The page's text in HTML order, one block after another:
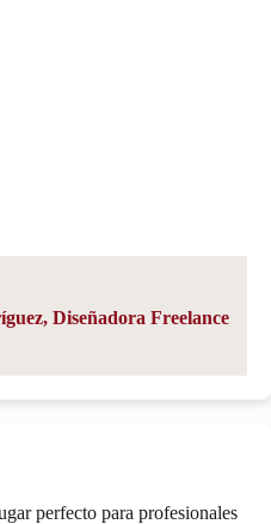
Diseñadora Freelance
perfecto para profesionales